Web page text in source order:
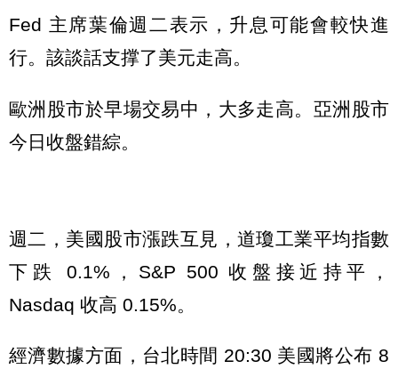
Fed 主席葉倫週二表示，升息可能會較快進
行。該談話支撑了美元走高。
歐洲股市於早場交易中，大多走高。亞洲股市
今日收盤錯綜。
週二，美國股市漲跌互見，道瓊工業平均指數
下跌 0.1%，S&P 500 收盤接近持平，
Nasdaq 收高 0.15%。
經濟數據方面，台北時間 20:30 美國將公布 8